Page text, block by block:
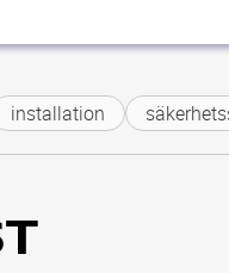
installation